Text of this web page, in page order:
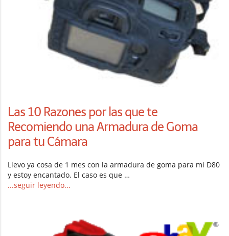
Las 10 Razones por las que te
Recomiendo una Armadura de Goma
para tu Cámara
Llevo ya cosa de 1 mes con la armadura de goma para mi D80
y estoy encantado. El caso es que …
...seguir leyendo...